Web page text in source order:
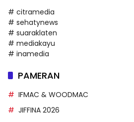
# citramedia
# sehatynews
# suaraklaten
# mediakayu
# inamedia
PAMERAN
IFMAC & WOODMAC
JIFFINA 2026